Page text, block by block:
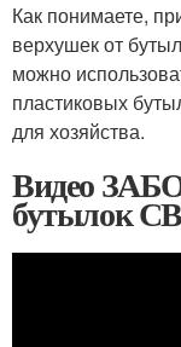
Как понимаете,
верхушек от
можно
пластиковых
для хозяйства.
Видео
бутылок